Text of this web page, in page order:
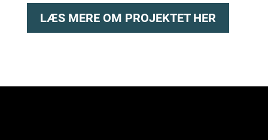
LÆS MERE OM PROJEKTET HER